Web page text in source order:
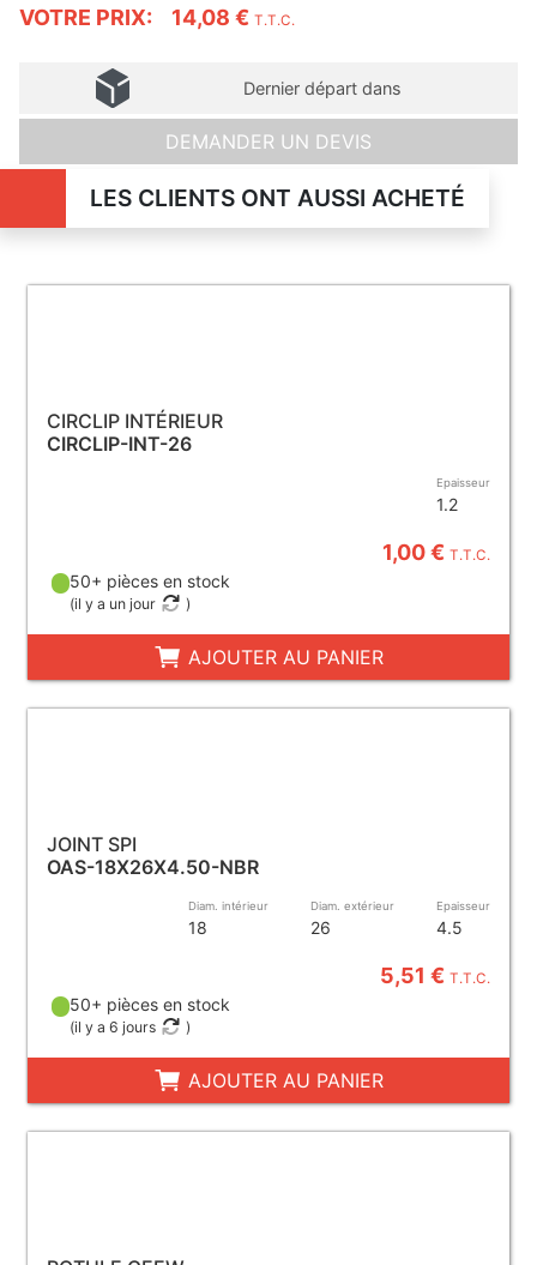
VOTRE PRIX: 14,08 € T.T.C.
Dernier départ dans
DEMANDER UN DEVIS
LES CLIENTS ONT AUSSI ACHETÉ
CIRCLIP INTÉRIEUR
CIRCLIP-INT-26
Epaisseur
1.2
1,00 €T.T.C.
50+ pièces en stock
(il y a un jour )
AJOUTER AU PANIER
JOINT SPI
OAS-18X26X4.50-NBR
Diam. intérieur
18
Diam. extérieur
26
Epaisseur
4.5
5,51 €T.T.C.
50+ pièces en stock
(il y a 6 jours )
AJOUTER AU PANIER